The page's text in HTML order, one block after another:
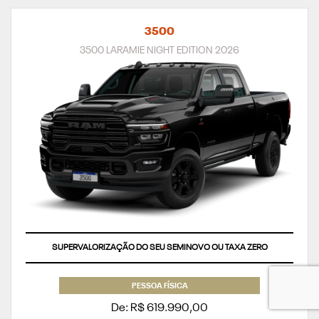
3500
3500 LARAMIE NIGHT EDITION 2026
SUPERVALORIZAÇÃO DO SEU SEMINOVO OU TAXA ZERO
PESSOA FÍSICA
De: R$ 619.990,00